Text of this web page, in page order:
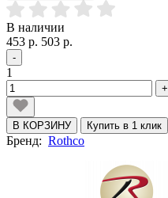
В наличии
453 р. 503 р.
-
1
+
В КОРЗИНУ Купить в 1 клик
Бренд: Rothco